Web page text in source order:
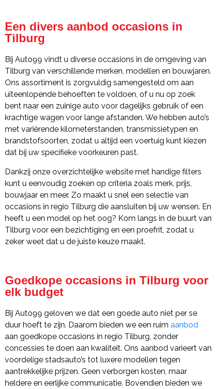
Een divers aanbod occasions in
Tilburg
Bij Auto99 vindt u diverse occasions in de omgeving van
Tilburg van verschillende merken, modellen en bouwjaren.
Ons assortiment is zorgvuldig samengesteld om aan
uiteenlopende behoeften te voldoen, of u nu op zoek
bent naar een zuinige auto voor dagelijks gebruik of een
krachtige wagen voor lange afstanden. We hebben auto’s
met variërende kilometerstanden, transmissietypen en
brandstofsoorten, zodat u altijd een voertuig kunt kiezen
dat bij uw specifieke voorkeuren past.
Dankzij onze overzichtelijke website met handige filters
kunt u eenvoudig zoeken op criteria zoals merk, prijs,
bouwjaar en meer. Zo maakt u snel een selectie van
occasions in regio Tilburg die aansluiten bij uw wensen. En
heeft u een model op het oog? Kom langs in de buurt van
Tilburg voor een bezichtiging en een proefrit, zodat u
zeker weet dat u de juiste keuze maakt.
Goedkope occasions in Tilburg voor
elk budget
Bij Auto99 geloven we dat een goede auto niet per se
duur hoeft te zijn. Daarom bieden we een ruim aanbod
aan goedkope occasions in regio Tilburg, zonder
concessies te doen aan kwaliteit. Ons aanbod varieert van
voordelige stadsauto’s tot luxere modellen tegen
aantrekkelijke prijzen. Geen verborgen kosten, maar
heldere en eerlijke communicatie. Bovendien bieden we